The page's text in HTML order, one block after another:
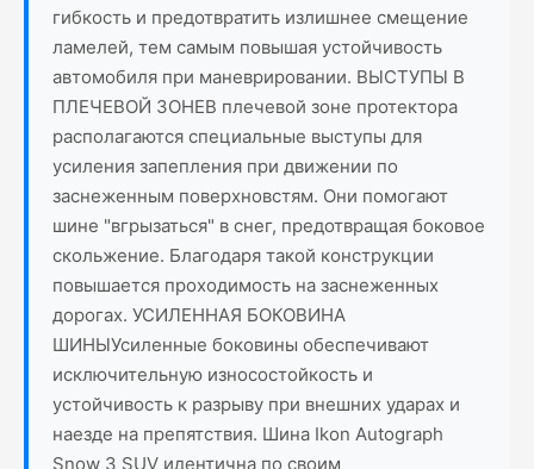
гибкость и предотвратить излишнее смещение
ламелей, тем самым повышая устойчивость
автомобиля при маневрировании. ВЫСТУПЫ В
ПЛЕЧЕВОЙ ЗОНЕВ плечевой зоне протектора
располагаются специальные выступы для
усиления запепления при движении по
заснеженным поверхновстям. Они помогают
шине "вгрызаться" в снег, предотвращая боковое
скольжение. Благодаря такой конструкции
повышается проходимость на заснеженных
дорогах. УСИЛЕННАЯ БОКОВИНА
ШИНЫУсиленные боковины обеспечивают
исключительную износостойкость и
устойчивость к разрыву при внешних ударах и
наезде на препятствия. Шина Ikon Autograph
Snow 3 SUV идентична по своим